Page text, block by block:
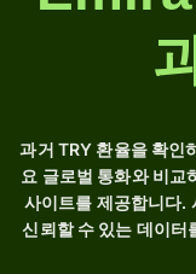
과거 TRY 환율을 확인
요 글로벌 통화와 비교
사이트를 제공합니다.
신뢰할 수 있는 데이터